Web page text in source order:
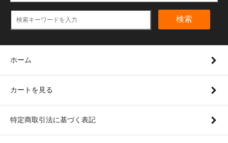
検索
ホーム
カートを見る
特定商取引法に基づく表記